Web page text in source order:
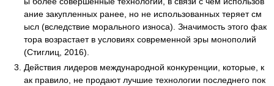
ание закупленных ранее, но не использованных теряет см
ысл (вследствие морального износа). Значимость этого фак
тора возрастает в условиях современной эры монополий
(Стиглиц, 2016).
Действия лидеров международной конкуренции, которые, к
ак правило, не продают лучшие технологии последнего пок